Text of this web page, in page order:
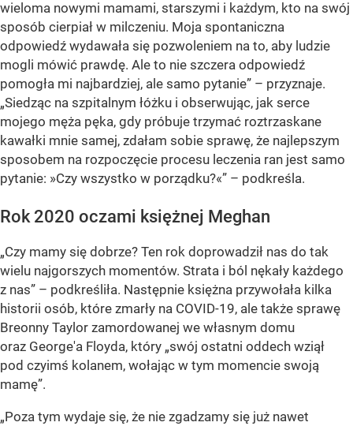
wieloma nowymi mamami, starszymi i każdym, kto na swój
sposób cierpiał w milczeniu. Moja spontaniczna
odpowiedź wydawała się pozwoleniem na to, aby ludzie
mogli mówić prawdę. Ale to nie szczera odpowiedź
pomogła mi najbardziej, ale samo pytanie” – przyznaje.
„Siedząc na szpitalnym łóżku i obserwując, jak serce
mojego męża pęka, gdy próbuje trzymać roztrzaskane
kawałki mnie samej, zdałam sobie sprawę, że najlepszym
sposobem na rozpoczęcie procesu leczenia ran jest samo
pytanie: »Czy wszystko w porządku?«” – podkreśla.
Rok 2020 oczami księżnej Meghan
„Czy mamy się dobrze? Ten rok doprowadził nas do tak
wielu najgorszych momentów. Strata i ból nękały każdego
z nas” – podkreśliła. Następnie księżna przywołała kilka
historii osób, które zmarły na COVID-19, ale także sprawę
Breonny Taylor zamordowanej we własnym domu
oraz George'a Floyda, który „swój ostatni oddech wziął
pod czyimś kolanem, wołając w tym momencie swoją
mamę”.
„Poza tym wydaje się, że nie zgadzamy się już nawet